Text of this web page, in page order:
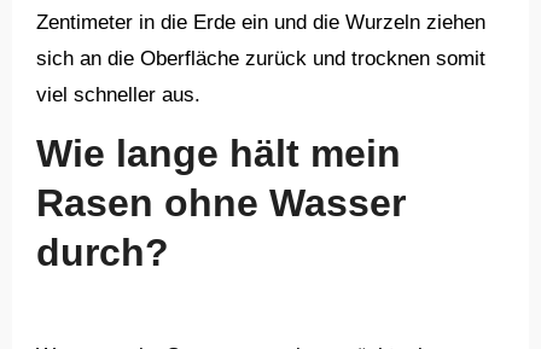
Zentimeter in die Erde ein und die Wurzeln ziehen
sich an die Oberfläche zurück und trocknen somit
viel schneller aus.
Wie lange hält mein
Rasen ohne Wasser
durch?